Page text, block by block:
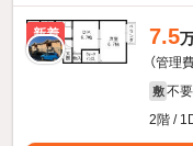
新着 7.5
（管理
敷 不要
2階 /